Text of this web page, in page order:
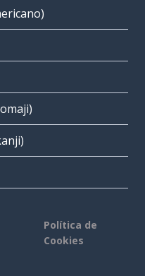
Política de
Cookies